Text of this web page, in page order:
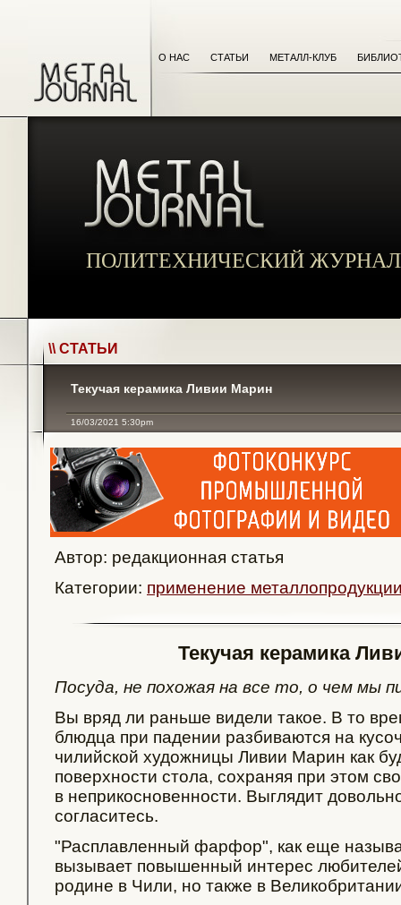
О НАС СТАТЬИ МЕТАЛЛ-КЛУБ
ПОЛИТЕХНИЧЕСКИЙ ЖУРНАЛ
\\ СТАТЬИ
Текучая керамика Ливии Марин
16/03/2021 5:30pm
Автор: редакционная статья
Категории: применение
Текучая керамика
Посуда, не похожая на все то, о чем мы
Вы вряд ли раньше видели такое. В то
блюдца при падении разбиваются на
чилийской художницы Ливии Марин как
поверхности стола, сохраняя при этом
в неприкосновенности. Выглядит
согласитесь.
"Расплавленный фарфор", как еще
вызывает повышенный интерес
родине в Чили, но также в